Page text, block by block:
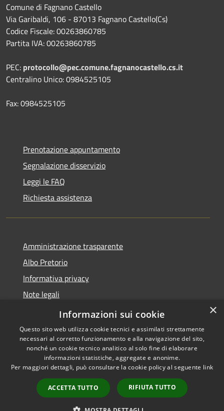
Comune di Fagnano Castello
Via Garibaldi, 106 - 87013 Fagnano Castello(Cs)
Codice Fiscale: 00263860785
Partita IVA: 00263860785
PEC: protocollo@pec.comune.fagnanocastello.cs.it
Centralino Unico: 0984525105
Fax: 0984525105
Prenotazione appuntamento
Segnalazione disservizio
Leggi le FAQ
Richiesta assistenza
Amministrazione trasparente
Albo Pretorio
Informativa privacy
Note legali
Dichiarazione di accessibilità
Accessibilità
Copyright © 2026 • Comune di
Fagnano Castello • Powered by
Municipium•
Accesso
redazione
×
Informazioni sui cookie
Questo sito web utilizza cookie tecnici e assimilati strettamente
necessari al corretto funzionamento e alla navigazione del sito,
nonché un cookie tecnico analitico al solo fine di elaborare
informazioni statistiche, aggregate e anonime.
Per maggiori dettagli, può consultare la cookie policy al seguente link
ACCETTA TUTTO RIFIUTA TUTTO